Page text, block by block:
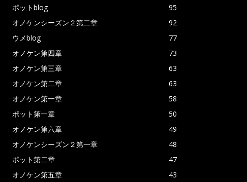
ポットblog
95
オノケンシーズン２第二章
92
ウメblog
77
オノケン第四章
73
オノケン第三章
63
オノケン第二章
63
オノケン第一章
58
ポット第一章
50
オノケン第六章
49
オノケンシーズン２第一章
48
ポット第二章
47
オノケン第五章
43